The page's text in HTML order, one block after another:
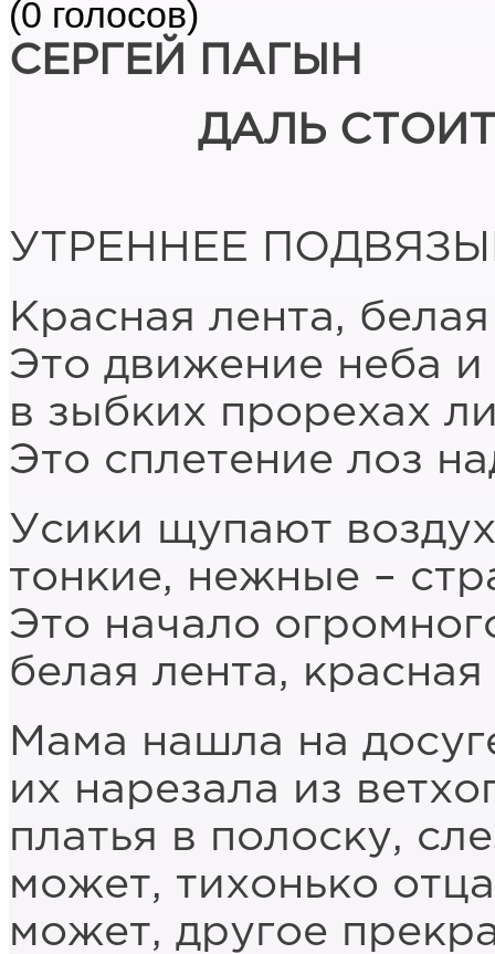
(0 голосов)
СЕРГЕЙ ПАГЫН
ДАЛЬ
УТРЕННЕЕ
Красная лента,
Это движение неба и
в зыбких прорехах
Это сплетение лоз
Усики щупают
тонкие, нежные –
Это начало
белая лента, красная
Мама нашла на
их нарезала из
платья в полоску,
может, тихонько
может, другое